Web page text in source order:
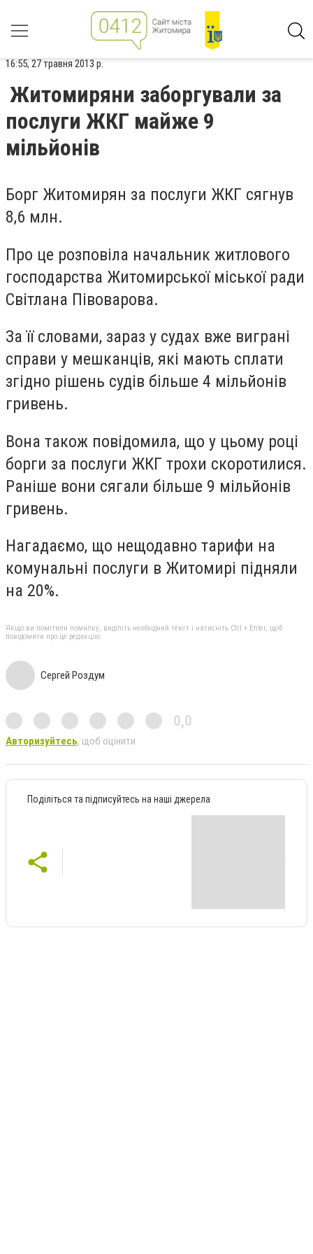
16:55, 27 травня 2013 р.
Житомиряни заборгували за
послуги ЖКГ майже 9
мільйонів
Борг Житомирян за послуги ЖКГ сягнув
8,6 млн.
Про це розповіла начальник житлового
господарства Житомирської міської ради
Світлана Півоварова.
За її словами, зараз у судах вже виграні
справи у мешканців, які мають сплати
згідно рішень судів більше 4 мільйонів
гривень.
Вона також повідомила, що у цьому році
борги за послуги ЖКГ трохи скоротилися.
Раніше вони сягали більше 9 мільйонів
гривень.
Нагадаємо, що нещодавно тарифи на
комунальні послуги в Житомирі підняли
на 20%.
Якщо ви помітили помилку, виділіть необхідний текст і натисніть Ctrl + Enter, щоб
повідомити про це редакцію
Сергей Роздум
0,0
Авторизуйтесь, щоб оцінити
Поділіться та підписуйтесь на наші джерела